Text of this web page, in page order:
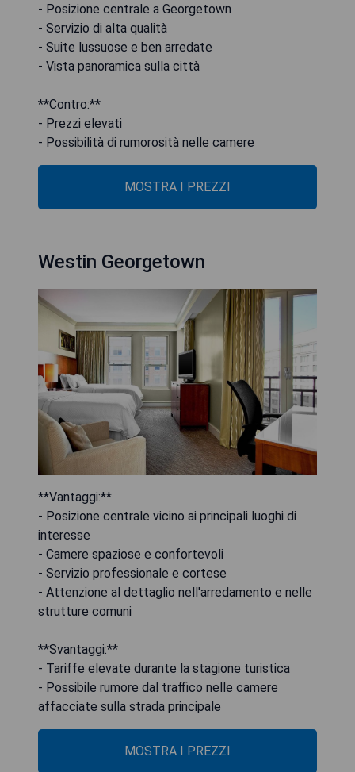
- Posizione centrale a Georgetown
- Servizio di alta qualità
- Suite lussuose e ben arredate
- Vista panoramica sulla città
**Contro:**
- Prezzi elevati
- Possibilità di rumorosità nelle camere
MOSTRA I PREZZI
Westin Georgetown
**Vantaggi:**
- Posizione centrale vicino ai principali luoghi di
interesse
- Camere spaziose e confortevoli
- Servizio professionale e cortese
- Attenzione al dettaglio nell'arredamento e nelle
strutture comuni
**Svantaggi:**
- Tariffe elevate durante la stagione turistica
- Possibile rumore dal traffico nelle camere
affacciate sulla strada principale
MOSTRA I PREZZI